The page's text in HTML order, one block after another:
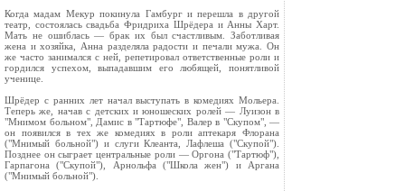
Когда мадам Мекур покинула Гамбург и перешла в другой
театр, состоялась свадьба Фридриха Шрёдера и Анны Харт.
Мать не ошиблась — брак их был счастливым. Заботливая
жена и хозяйка, Анна разделяла радости и печали мужа. Он
же часто занимался с ней, репетировал ответственные роли и
гордился успехом, выпадавшим его любящей, понятливой
ученице.
Шрёдер с ранних лет начал выступать в комедиях Мольера.
Теперь же, начав с детских и юношеских ролей — Луизон в
"Мнимом больном", Дамис в "Тартюфе", Валер в "Скупом", —
он появился в тех же комедиях в роли аптекаря Флорана
("Мнимый больной") и слуги Клеанта, Лафлеша ("Скупой").
Позднее он сыграет центральные роли — Оргона ("Тартюф"),
Гарпагона ("Скупой"), Арнольфа ("Школа жен") и Аргана
("Мнимый больной").